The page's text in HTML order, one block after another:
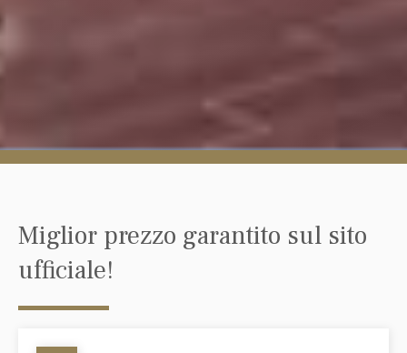
Miglior prezzo garantito sul sito
ufficiale!